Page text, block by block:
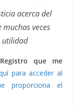
acerca del
veces
utilidad
que me
para acceder al
proporciona el